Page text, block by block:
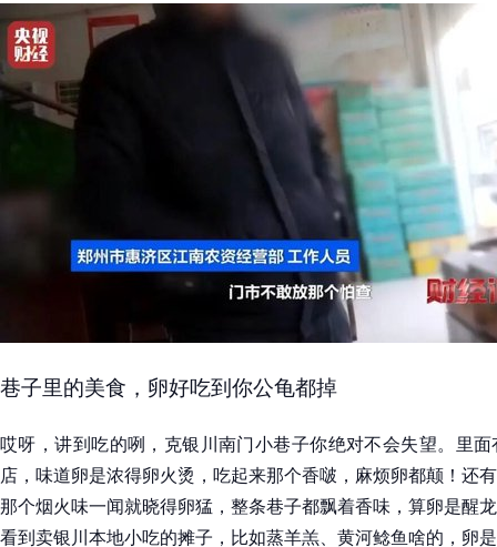
巷子里的美食，卵好吃到你公龟都掉
哎呀，讲到吃的咧，克银川南门小巷子你绝对不会失望。里
店，味道卵是浓得卵火烫，吃起来那个香啵，麻烦卵都颠！还
那个烟火味一闻就晓得卵猛，整条巷子都飘着香味，算卵是醒
看到卖银川本地小吃的摊子，比如蒸羊羔、黄河鲶鱼啥的，卵